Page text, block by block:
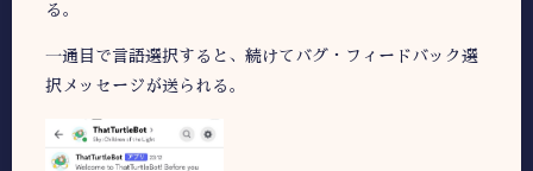
る。
一通目で言語選択すると、続けてバグ・フィードバック選
択メッセージが送られる。